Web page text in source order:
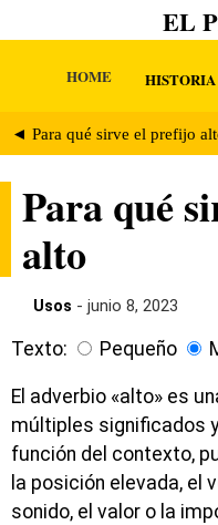
EL
HOME HISTORIA
◄ Para qué sirve el prefijo
Para qué
alto
Usos - junio 8, 2023
Texto: Pequeño
El adverbio «alto» es
múltiples significados
función del contexto,
la posición elevada, el
sonido, el valor o la